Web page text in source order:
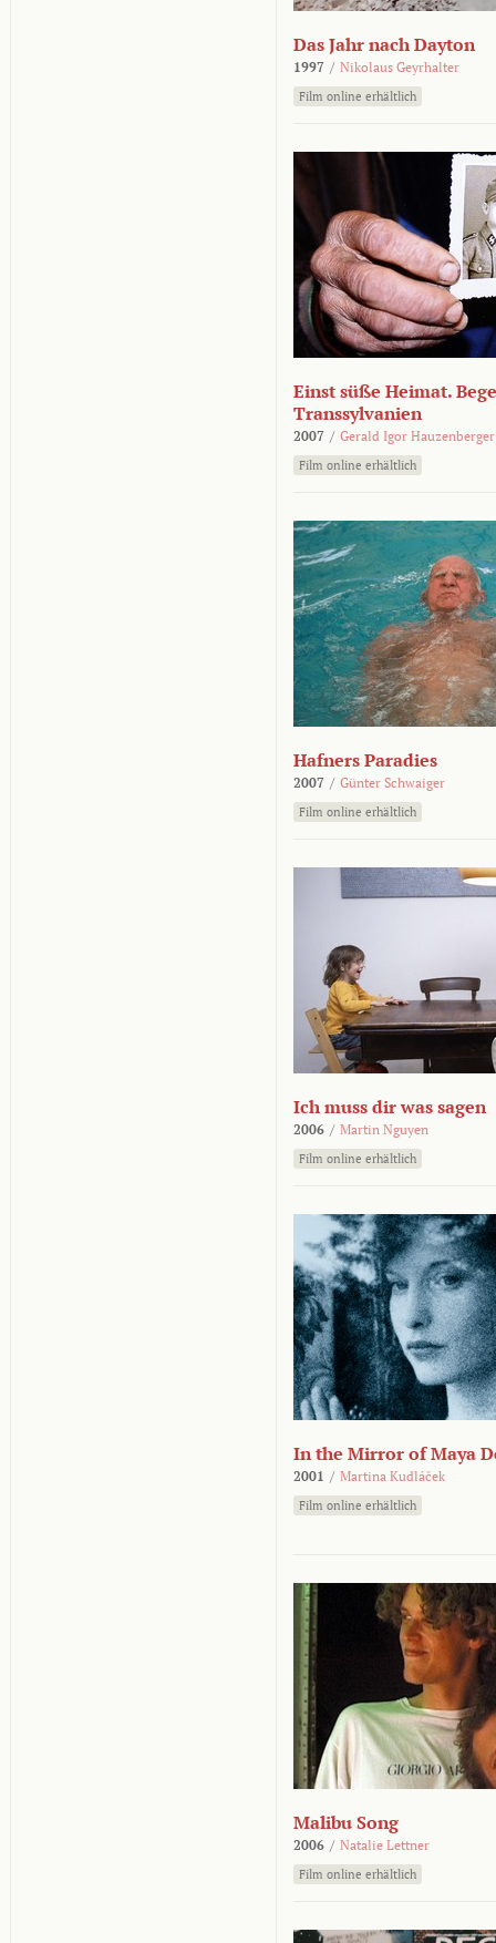
Das Jahr nach Dayton
1997 / Nikolaus Geyrhalter
Film online erhältlich
Einst süße Heimat.
Transsylvanien
2007 / Gerald Igor Hauzenberger
Film online erhältlich
Hafners Paradies
2007 / Günter Schwaiger
Film online erhältlich
Ich muss dir was sagen
2006 / Martin Nguyen
Film online erhältlich
In the Mirror of Maya
2001 / Martina Kudláček
Film online erhältlich
Malibu Song
2006 / Natalie Lettner
Film online erhältlich